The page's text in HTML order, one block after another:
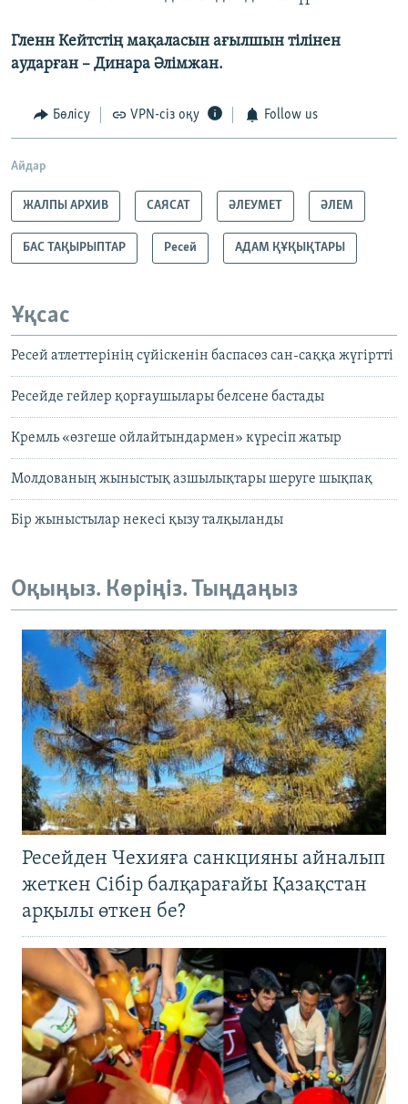
Гленн Кейтстің мақаласын ағылшын тілінен
аударған – Динара Әлімжан.
Бөлісу VPN-сіз оқу Follow us
Айдар
ЖАЛПЫ АРХИВ САЯСАТ ӘЛЕУМЕТ ӘЛЕМ
БАС ТАҚЫРЫПТАР Ресей АДАМ ҚҰҚЫҚТАРЫ
Ұқсас
Ресей атлеттерінің сүйіскенін баспасөз сан-саққа жүгіртті
Ресейде гейлер қорғаушылары белсене бастады
Кремль «өзгеше ойлайтындармен» күресіп жатыр
Молдованың жыныстық азшылықтары шеруге шықпақ
Бір жыныстылар некесі қызу талқыланды
Оқыңыз. Көріңіз. Тыңдаңыз
Ресейден Чехияға санкцияны айналып
жеткен Сібір балқарағайы Қазақстан
арқылы өткен бе?